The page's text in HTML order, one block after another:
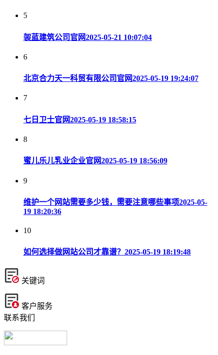
5
袈蓝建筑公司官网2025-05-21 10:07:04
6
北京合力天一科贸有限公司官网2025-05-19 19:24:07
7
七日卫士官网2025-05-19 18:58:15
8
蜜儿乐儿乳业企业官网2025-05-19 18:56:09
9
维护一个网站需要多少钱，需要注意哪些事项2025-05-
19 18:20:36
10
如何选择做网站公司才靠谱？ 2025-05-19 18:19:48
关键词
客户服务
联系我们